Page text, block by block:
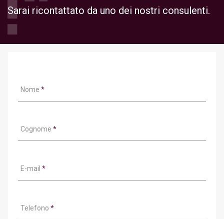
Sarai ricontattato da uno dei nostri consulenti.
Nome *
Cognome *
E-mail *
Telefono *